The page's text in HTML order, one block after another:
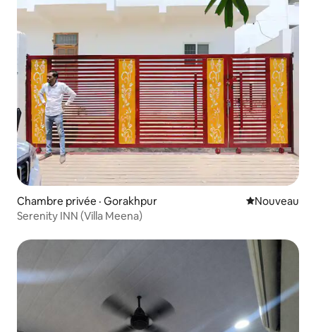
Chambre privée · Gorakhpur Nouvel
Nouveau
Serenity INN (Villa Meena)